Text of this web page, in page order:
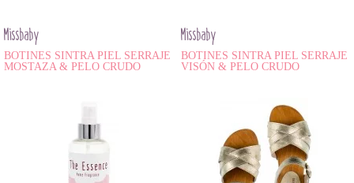
Missbaby
BOTINES SINTRA PIEL SERRAJE
MOSTAZA & PELO CRUDO
Missbaby
BOTINES SINTRA PIEL SERRAJE
VISÓN & PELO CRUDO